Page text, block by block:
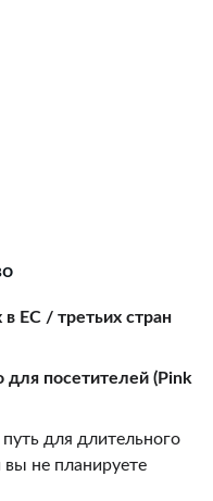
ЕС / третьих стран
посетителей (Pink
для длительного
вы не планируете